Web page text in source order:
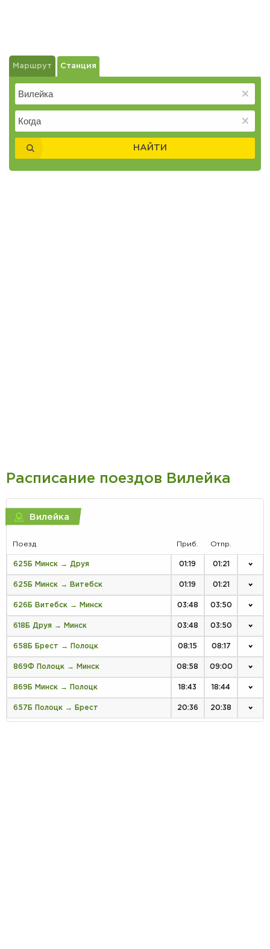
Маршрут Станция
НАЙТИ
Расписание поездов Вилейка
Вилейка
Поезд Приб. Отпр.
625Б Минск → Друя 01:19 01:21
625Б Минск → Витебск 01:19 01:21
626Б Витебск → Минск 03:48 03:50
618Б Друя → Минск 03:48 03:50
658Б Брест → Полоцк 08:15 08:17
869Ф Полоцк → Минск 08:58 09:00
869Б Минск → Полоцк 18:43 18:44
657Б Полоцк → Брест 20:36 20:38